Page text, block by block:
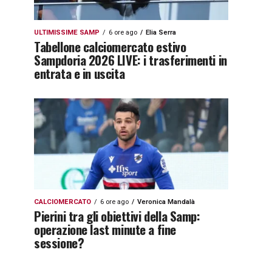
ULTIMISSIME SAMP 6 ore ago Elia Serra
Tabellone calciomercato estivo
Sampdoria 2026 LIVE: i trasferimenti in
entrata e in uscita
CALCIOMERCATO 6 ore ago Veronica Mandalà
Pierini tra gli obiettivi della Samp:
operazione last minute a fine
sessione?